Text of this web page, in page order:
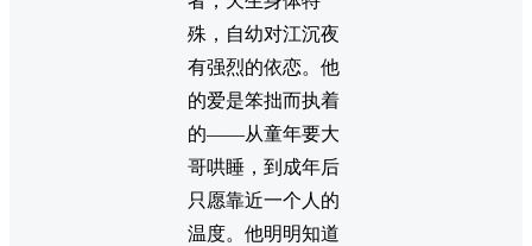
殊，自幼对江沉夜
有强烈的依恋。他
的爱是笨拙而执着
的——从童年要大
哥哄睡，到成年后
只愿靠近一个人的
温度。他明明知道